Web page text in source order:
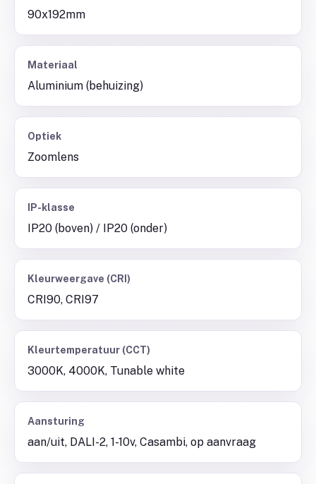
90x192mm
Materiaal
Aluminium (behuizing)
Optiek
Zoomlens
IP-klasse
IP20 (boven) / IP20 (onder)
Kleurweergave (CRI)
CRI90, CRI97
Kleurtemperatuur (CCT)
3000K, 4000K, Tunable white
Aansturing
aan/uit, DALI-2, 1-10v, Casambi, op aanvraag